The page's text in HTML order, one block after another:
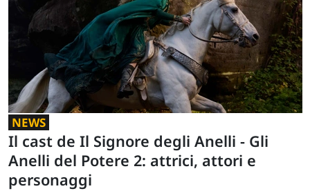
NEWS
Il cast de Il Signore degli Anelli - Gli
Anelli del Potere 2: attrici, attori e
personaggi